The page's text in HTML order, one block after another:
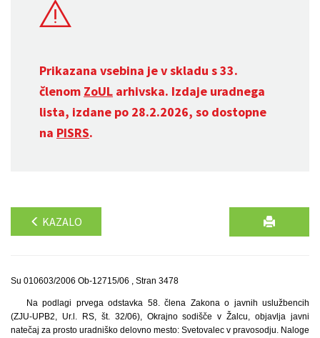
Prikazana vsebina je v skladu s 33.
členom ZoUL arhivska. Izdaje uradnega
lista, izdane po 28.2.2026, so dostopne
na PISRS.
KAZALO
Su 010603/2006 Ob-12715/06 , Stran 3478
Na podlagi prvega odstavka 58. člena Zakona o javnih uslužbencih
(ZJU-UPB2, Ur.l. RS, št. 32/06), Okrajno sodišče v Žalcu, objavlja javni
natečaj za prosto uradniško delovno mesto: Svetovalec v pravosodju. Naloge